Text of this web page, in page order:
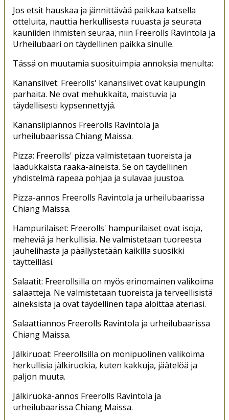
Jos etsit hauskaa ja jännittävää paikkaa katsella
otteluita, nauttia herkullisesta ruuasta ja seurata
kauniiden ihmisten seuraa, niin Freerolls Ravintola ja
Urheilubaari on täydellinen paikka sinulle.
Tässä on muutamia suosituimpia annoksia menulta:
Kanansiivet: Freerolls' kanansiivet ovat kaupungin
parhaita. Ne ovat mehukkaita, maistuvia ja
täydellisesti kypsennettyjä.
Kanansiipiannos Freerolls Ravintola ja
urheilubaarissa Chiang Maissa.
Pizza: Freerolls' pizza valmistetaan tuoreista ja
laadukkaista raaka-aineista. Se on täydellinen
yhdistelmä rapeaa pohjaa ja sulavaa juustoa.
Pizza-annos Freerolls Ravintola ja urheilubaarissa
Chiang Maissa.
Hampurilaiset: Freerolls' hampurilaiset ovat isoja,
meheviä ja herkullisia. Ne valmistetaan tuoreesta
jauhelihasta ja päällystetään kaikilla suosikki
täytteilläsi.
Salaatit: Freerollsilla on myös erinomainen valikoima
salaatteja. Ne valmistetaan tuoreista ja terveellisistä
aineksista ja ovat täydellinen tapa aloittaa ateriasi.
Salaattiannos Freerolls Ravintola ja urheilubaarissa
Chiang Maissa.
Jälkiruoat: Freerollsilla on monipuolinen valikoima
herkullisia jälkiruokia, kuten kakkuja, jäätelöä ja
paljon muuta.
Jälkiruoka-annos Freerolls Ravintola ja
urheilubaarissa Chiang Maissa.